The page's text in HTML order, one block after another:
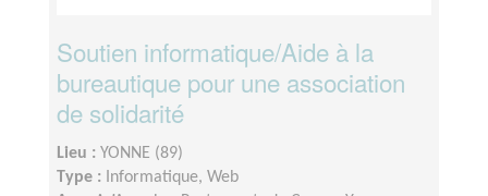
Soutien informatique/Aide à la
bureautique pour une association
de solidarité
Lieu : YONNE (89)
Type :
Informatique, Web